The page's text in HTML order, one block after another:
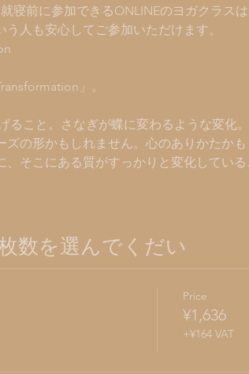
寝前に参加できるONLINEのヨガクラス
う人も安心してご参加いただけます。
ること。さなぎが蝶に変わるような変化。
の形かもしれません。心のありかたかも
そこにある質がすっかりと変化している
選んでくだい
Price
¥1,636
+¥164 VAT